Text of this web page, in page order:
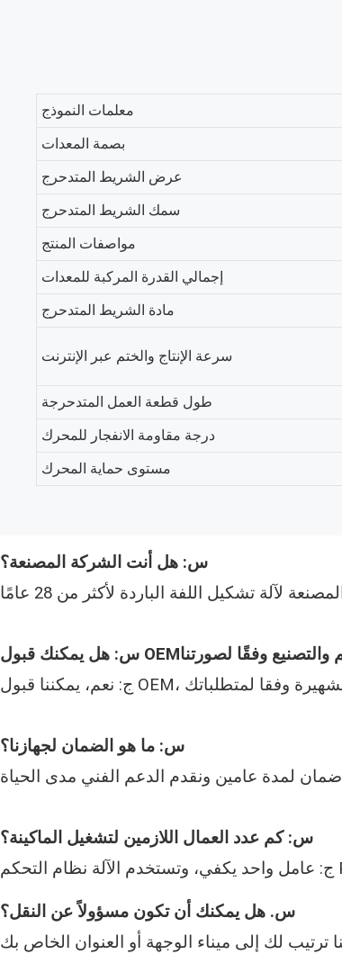
معلمات النموذج
بصمة المعدات
عرض الشريط المتدحرج
سمك الشريط المتدحرج
مواصفات المنتج
إجمالي القدرة المركبة للمعدات
مادة الشريط المتدحرج
سرعة الإنتاج والختم عبر الإنترنت
طول قطعة العمل المتدحرجة
درجة مقاومة الانفجار للمحرك
مستوى حماية المحرك
س: هل أنت الشركة المصنعة؟
س: ما هو الضمان لجهازنا؟
س: كم عدد العمال اللازمين لتشغيل الماكينة؟
س. هل يمكنك أن تكون مسؤولاً عن النقل؟